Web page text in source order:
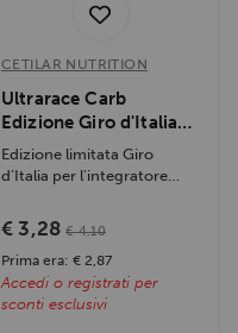
CETILAR NUTRITION
Ultrarace Carb
Edizione Giro d'Italia
80g
Edizione limitata Giro
d’Italia per l'integratore
€ 3,28 € 4,10
Prima era: € 2,87
Accedi o registrati per
sconti esclusivi